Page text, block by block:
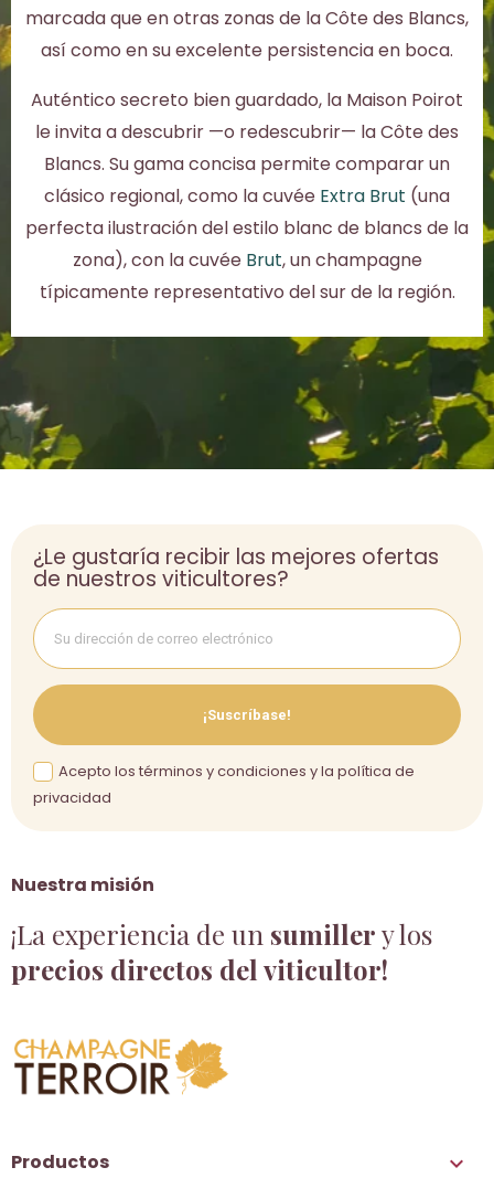
marcada que en otras zonas de la Côte des Blancs,
así como en su excelente persistencia en boca.
Auténtico secreto bien guardado, la Maison Poirot
le invita a descubrir —o redescubrir— la Côte des
Blancs. Su gama concisa permite comparar un
clásico regional, como la cuvée Extra Brut (una
perfecta ilustración del estilo blanc de blancs de la
zona), con la cuvée Brut, un champagne
típicamente representativo del sur de la región.
Nuestra misión
¡La experiencia de un sumillery los
precios directos del viticultor!
¿Le gustaría recibir las mejores ofertas
de nuestros viticultores?
¡Suscríbase!
Acepto los términos y condiciones y la política de
privacidad
Productos 